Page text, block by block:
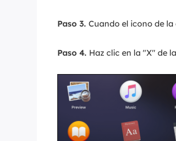
Paso 3. Cuando el icono de
Paso 4. Haz clic en la "X" de